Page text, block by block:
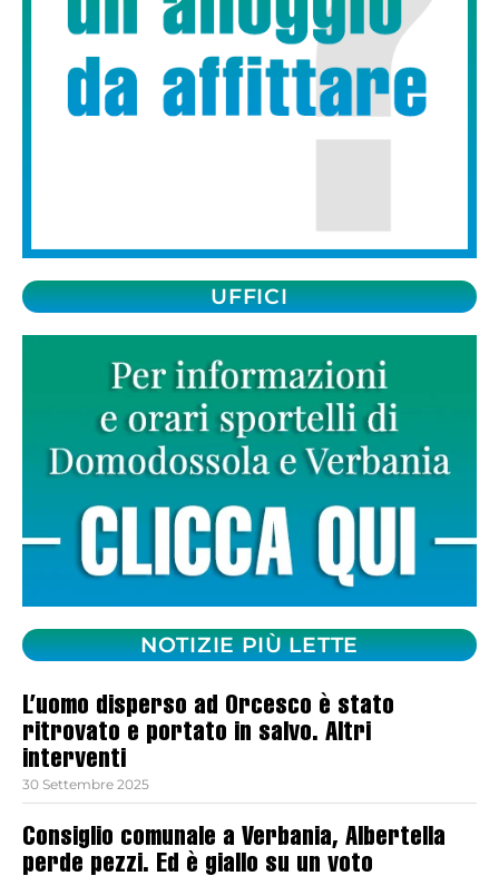
UFFICI
NOTIZIE PIÙ LETTE
L’uomo disperso ad Orcesco è stato
ritrovato e portato in salvo. Altri
interventi
30 Settembre 2025
Consiglio comunale a Verbania, Albertella
perde pezzi. Ed è giallo su un voto